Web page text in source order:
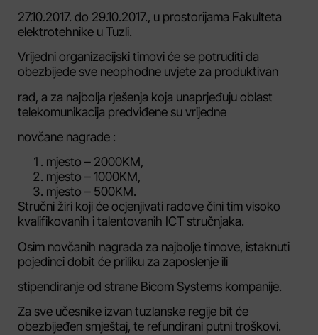
27.10.2017. do 29.10.2017., u prostorijama Fakulteta
elektrotehnike u Tuzli.
Vrijedni organizacijski timovi će se potruditi da
obezbijede sve neophodne uvjete za produktivan
rad, a za najbolja rješenja koja unaprjeđuju oblast
telekomunikacija predviđene su vrijedne
novčane nagrade :
mjesto – 2000KM,
mjesto – 1000KM,
mjesto – 500KM.
Stručni žiri koji će ocjenjivati radove čini tim visoko
kvalifikovanih i talentovanih ICT stručnjaka.
Osim novčanih nagrada za najbolje timove, istaknuti
pojedinci dobit će priliku za zaposlenje ili
stipendiranje od strane Bicom Systems kompanije.
Za sve učesnike izvan tuzlanske regije bit će
obezbijeđen smještaj, te refundirani putni troškovi.